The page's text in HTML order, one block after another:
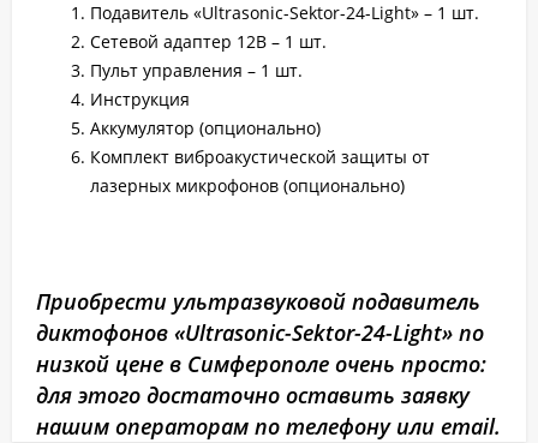
Подавитель «Ultrasonic-Sektor-24-Light» – 1 шт.
Сетевой адаптер 12В – 1 шт.
Пульт управления – 1 шт.
Инструкция
Аккумулятор (опционально)
Комплект виброакустической защиты от
лазерных микрофонов (опционально)
Приобрести ультразвуковой подавитель
диктофонов «Ultrasonic-Sektor-24-Light» по
низкой цене в Симферополе очень просто:
для этого достаточно оставить заявку
нашим операторам по телефону или email.